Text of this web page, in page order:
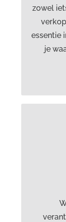
zowel
essentie
je